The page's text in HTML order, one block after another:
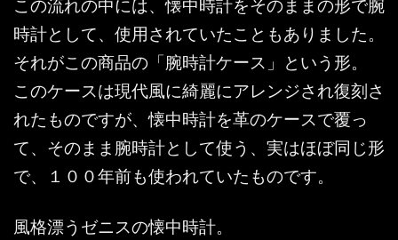
この流れの中には、懐中時計をそのままの形で腕
時計として、使用されていたこともありました。
それがこの商品の「腕時計ケース」という形。
このケースは現代風に綺麗にアレンジされ復刻さ
れたものですが、懐中時計を革のケースで覆っ
て、そのまま腕時計として使う、実はほぼ同じ形
で、１００年前も使われていたものです。
風格漂うゼニスの懐中時計。